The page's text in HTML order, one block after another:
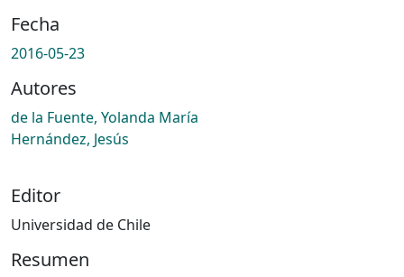
Fecha
2016-05-23
Autores
de la Fuente, Yolanda María
Hernández, Jesús
Editor
Universidad de Chile
Resumen